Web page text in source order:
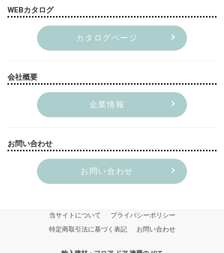
WEBカタログ
カタログページ
会社概要
企業情報
お問い合わせ
お問い合わせ
当サイトについて
プライバシーポリシー
特定商取引法に基づく表記
お問い合わせ